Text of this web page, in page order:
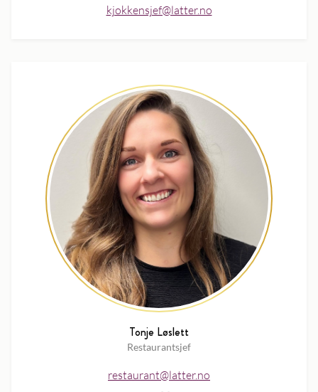
kjokkensjef@latter.no
Tonje Løslett
Restaurantsjef
restaurant@latter.no